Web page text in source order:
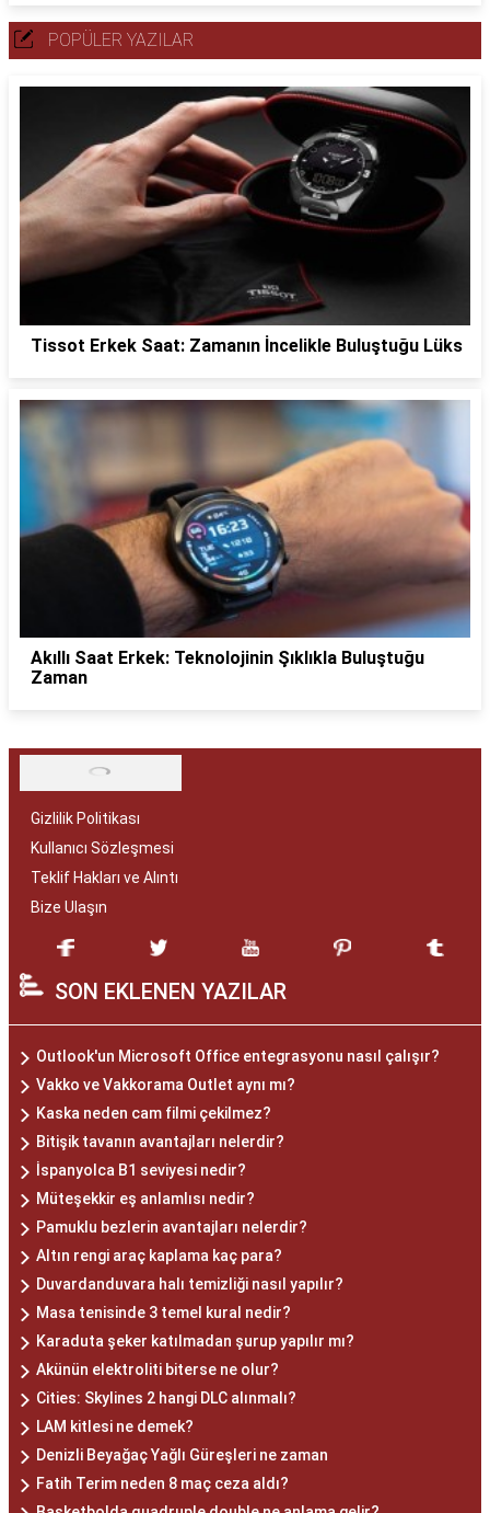
POPÜLER YAZILAR
Tissot Erkek Saat: Zamanın İncelikle Buluştuğu Lüks
Akıllı Saat Erkek: Teknolojinin Şıklıkla Buluştuğu
Zaman
Gizlilik Politikası
Kullanıcı Sözleşmesi
Teklif Hakları ve Alıntı
Bize Ulaşın
SON EKLENEN YAZILAR
Outlook'un Microsoft Office entegrasyonu nasıl çalışır?
Vakko ve Vakkorama Outlet aynı mı?
Kaska neden cam filmi çekilmez?
Bitişik tavanın avantajları nelerdir?
İspanyolca B1 seviyesi nedir?
Müteşekkir eş anlamlısı nedir?
Pamuklu bezlerin avantajları nelerdir?
Altın rengi araç kaplama kaç para?
Duvardanduvara halı temizliği nasıl yapılır?
Masa tenisinde 3 temel kural nedir?
Karaduta şeker katılmadan şurup yapılır mı?
Akünün elektroliti biterse ne olur?
Cities: Skylines 2 hangi DLC alınmalı?
LAM kitlesi ne demek?
Denizli Beyağaç Yağlı Güreşleri ne zaman
Fatih Terim neden 8 maç ceza aldı?